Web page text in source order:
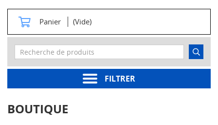
Panier (Vide)
FILTRER
t
e
r
moteur
BOUTIQUE